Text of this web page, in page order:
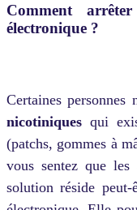
Comment
électronique ?
Certaines personnes
nicotiniques qui
(patchs, gommes à
vous sentez que
solution réside